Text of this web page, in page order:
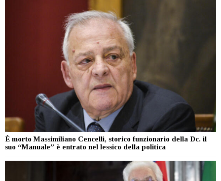
È morto Massimiliano Cencelli, storico funzionario della Dc. il
suo “Manuale” è entrato nel lessico della politica